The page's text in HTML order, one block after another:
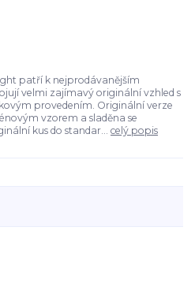
patří k nejprodávanějším
velmi zajímavý originální vzhled s
provedením. Originální verze
vzorem a sladěna se
kus do standar... celý popis